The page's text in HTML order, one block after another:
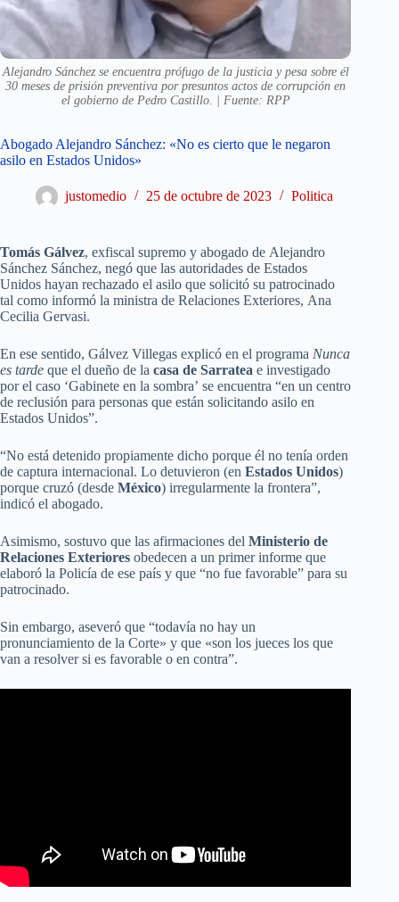
Alejandro Sánchez se encuentra prófugo de la justicia y pesa sobre él
30 meses de prisión preventiva por presuntos actos de corrupción en
el gobierno de Pedro Castillo. | Fuente: RPP
Abogado Alejandro Sánchez: «No es cierto que le negaron
asilo en Estados Unidos»
justomedio 25 de octubre de 2023 Politica
Tomás Gálvez, exfiscal supremo y abogado de Alejandro
Sánchez Sánchez, negó que las autoridades de Estados
Unidos hayan rechazado el asilo que solicitó su patrocinado
tal como informó la ministra de Relaciones Exteriores, Ana
Cecilia Gervasi.
En ese sentido, Gálvez Villegas explicó en el programa Nunca
es tarde que el dueño de la casa de Sarratea e investigado
por el caso ‘Gabinete en la sombra’ se encuentra “en un centro
de reclusión para personas que están solicitando asilo en
Estados Unidos”.
“No está detenido propiamente dicho porque él no tenía orden
de captura internacional. Lo detuvieron (en Estados Unidos)
porque cruzó (desde México) irregularmente la frontera”,
indicó el abogado.
Asimismo, sostuvo que las afirmaciones del Ministerio de
Relaciones Exteriores obedecen a un primer informe que
elaboró la Policía de ese país y que “no fue favorable” para su
patrocinado.
Sin embargo, aseveró que “todavía no hay un
pronunciamiento de la Corte» y que «son los jueces los que
van a resolver si es favorable o en contra”.